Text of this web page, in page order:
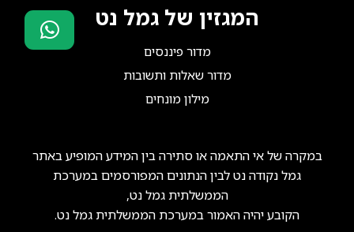
המגזין של גמל נט
מדור פיננסים
מדור שאלות ותשובות
מילון מונחים
במקרה של אי התאמה או סתירה בין המידע המופיע באתר
גמל נקודה נט לבין הנתונים המפורסמים במערכת
הממשלתית גמל נט,
הקובע יהיה האמור במערכת הממשלתית גמל נט.